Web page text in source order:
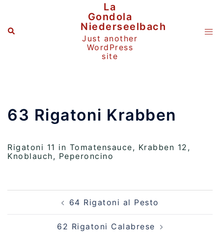
Suche
La
Gondola
Niederseelbach
Just another
WordPress
site
63 Rigatoni Krabben
Rigatoni 11 in Tomatensauce, Krabben 12,
Knoblauch, Peperoncino
Beitragsnavigation
64 Rigatoni al Pesto
62 Rigatoni Calabrese